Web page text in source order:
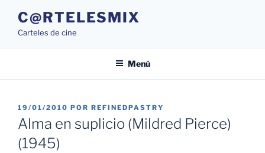
contenido
C@RTELESMIX
Carteles de cine
Menú
PUBLICADO
EL
19/01/2010 POR REFINEDPASTRY
Alma en suplicio (Mildred Pierce)
(1945)